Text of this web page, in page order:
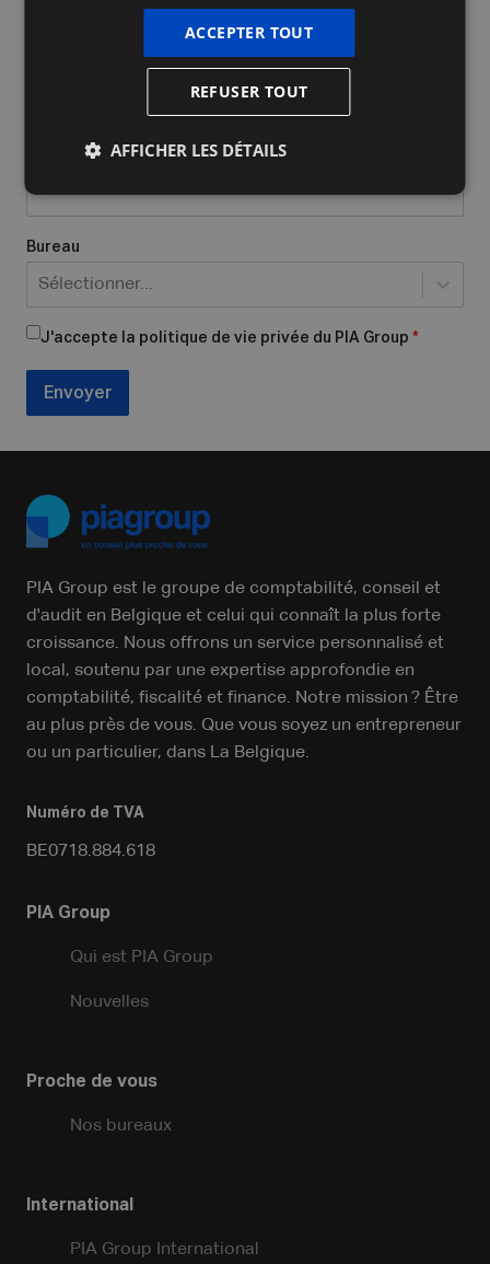
Quel type d'entreprise avez-vous/voulez-vous créer?
Lieu où vous exercez vos activités*
Bureau
Sélectionner...
J'accepte la politique de vie privée du PIA Group *
Envoyer
PIA Group est le groupe de comptabilité, conseil et
d'audit en Belgique et celui qui connaît la plus forte
croissance. Nous offrons un service personnalisé et
local, soutenu par une expertise approfondie en
comptabilité, fiscalité et finance. Notre mission ? Être
au plus près de vous. Que vous soyez un entrepreneur
ou un particulier, dans La Belgique.
Numéro de TVA
BE0718.884.618
PIA Group
Qui est PIA Group
Nouvelles
Proche de vous
Nos bureaux
International
PIA Group International
ACCEPTER TOUT
REFUSER TOUT
AFFICHER LES DÉTAILS